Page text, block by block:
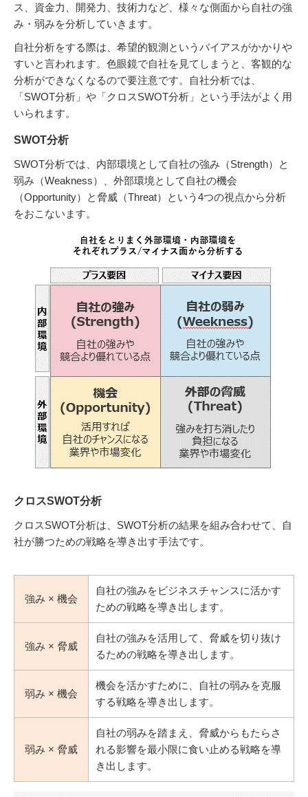
ス、資金力、開発力、技術力など、様々な側面から自社の強
み・弱みを分析していきます。
自社分析をする際は、希望的観測というバイアスがかかりや
すいと言われます。色眼鏡で自社を見てしまうと、客観的な
分析ができなくなるので要注意です。自社分析では、
「SWOT分析」や「クロスSWOT分析」という手法がよく用
いられます。
SWOT分析
SWOT分析では、内部環境として自社の強み（Strength）と
弱み（Weakness）、外部環境として自社の機会
（Opportunity）と脅威（Threat）という4つの視点から分析
をおこないます。
クロスSWOT分析
クロスSWOT分析は、SWOT分析の結果を組み合わせて、自
社が勝つための戦略を導き出す手法です。
強み × 機会
自社の強みをビジネスチャンスに活かす
ための戦略を導き出します。
強み × 脅威
自社の強みを活用して、脅威を切り抜け
るための戦略を導き出します。
弱み × 機会
機会を活かすために、自社の弱みを克服
する戦略を導き出します。
弱み × 脅威
自社の弱みを踏まえ、脅威からもたらさ
れる影響を最小限に食い止める戦略を導
き出します。